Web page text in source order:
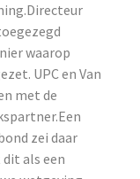
waarop
UPC en Van
met de
zei daar
als een